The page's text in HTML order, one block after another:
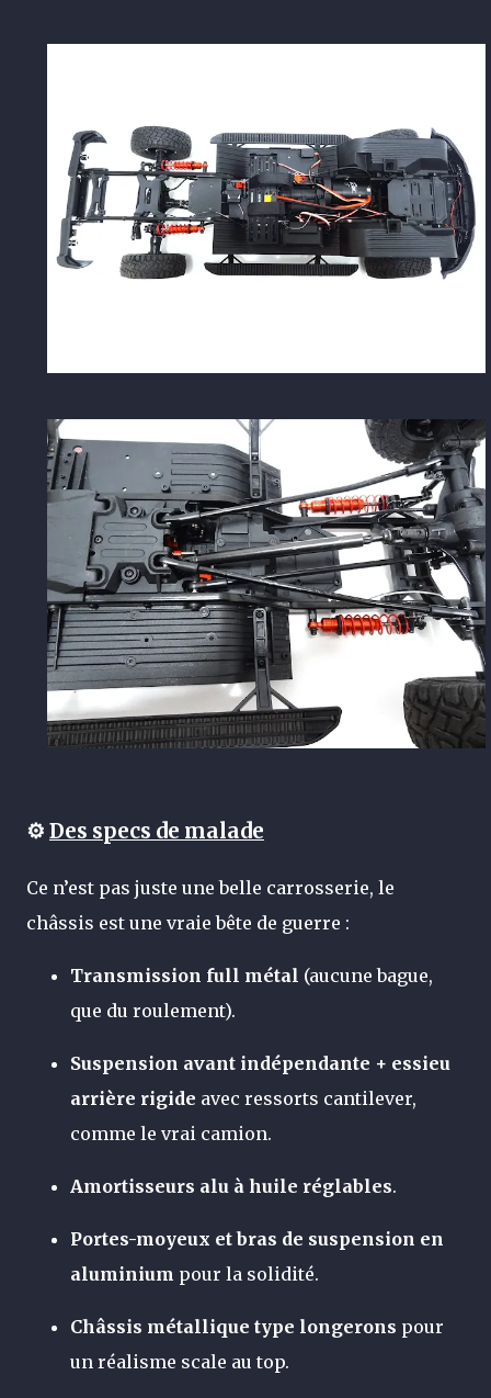
⚙️ Des specs de malade
Ce n’est pas juste une belle carrosserie, le
châssis est une vraie bête de guerre :
Transmission full métal (aucune bague,
que du roulement).
Suspension avant indépendante + essieu
arrière rigide avec ressorts cantilever,
comme le vrai camion.
Amortisseurs alu à huile réglables.
Portes-moyeux et bras de suspension en
aluminium pour la solidité.
Châssis métallique type longerons pour
un réalisme scale au top.